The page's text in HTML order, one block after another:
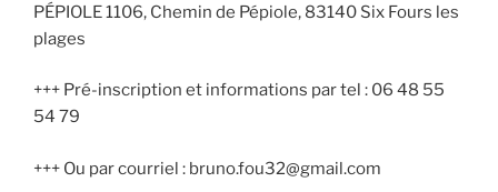
PÉPIOLE 1106, Chemin de Pépiole, 83140 Six Fours les
plages
+++ Pré-inscription et informations par tel : 06 48 55
54 79
+++ Ou par courriel : bruno.fou32@gmail.com